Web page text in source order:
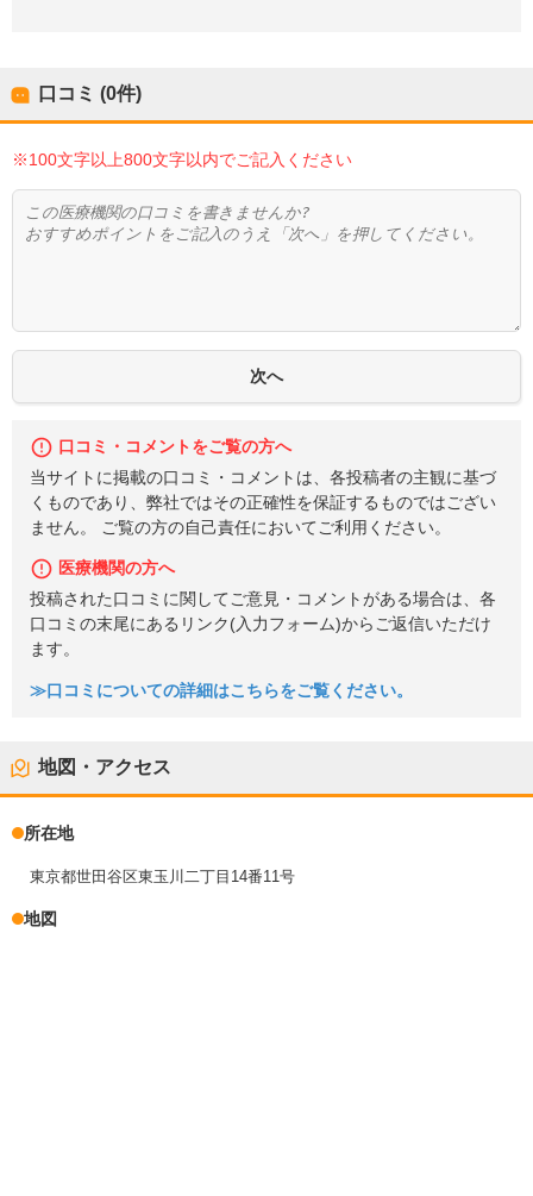
口コミ (0件)
※100文字以上800文字以内でご記入ください
口コミ・コメントをご覧の方へ
当サイトに掲載の口コミ・コメントは、各投稿者の主観に基づ
くものであり、弊社ではその正確性を保証するものではござい
ません。 ご覧の方の自己責任においてご利用ください。
医療機関の方へ
投稿された口コミに関してご意見・コメントがある場合は、各
口コミの末尾にあるリンク(入力フォーム)からご返信いただけ
ます。
≫口コミについての詳細はこちらをご覧ください。
地図・アクセス
所在地
東京都世田谷区東玉川二丁目14番11号
地図